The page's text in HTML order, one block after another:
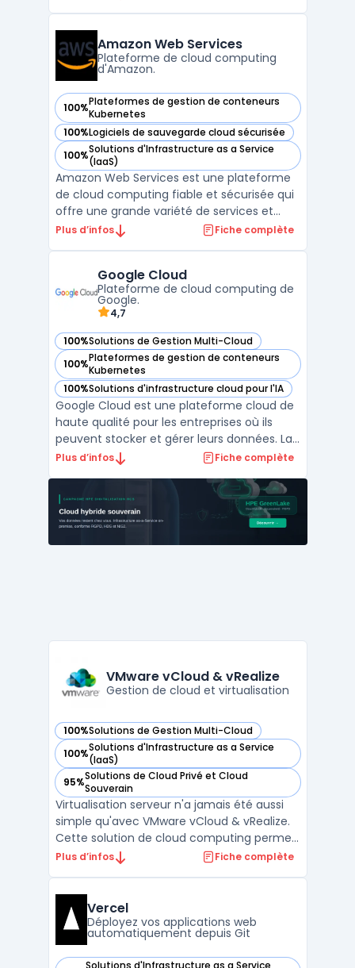
unifiée. La plateforme prend en charge les
environnements multicloud ...
Amazon Web Services
Plateforme de cloud computing
d'Amazon.
100%Plateformes de gestion de conteneurs
Kubernetes
— voir Amazon Web Services dans cette catégorie
100%Logiciels de sauvegarde cloud sécurisée
— voir Amazon Web Services dans cette catégorie
100%Solutions d'Infrastructure as a Service
(IaaS)
— voir Amazon Web Services dans cette catégorie
Amazon Web Services est une plateforme
de cloud computing fiable et sécurisée qui
offre une grande variété de services et
d'outils pour aider les entreprises à gérer de
les clients peuvent accéder à une gestion
multi-cloud, ...
Plus d’infos Fiche complète
Google Cloud
Plateforme de cloud computing de
Google.
4,7
100%Solutions de Gestion Multi-Cloud
— voir Google Cloud dans cette catégorie
100%Plateformes de gestion de conteneurs
Kubernetes
— voir Google Cloud dans cette catégorie
100%Solutions d'infrastructure cloud pour l'IA
— voir Google Cloud dans cette catégorie
Google Cloud est une plateforme cloud de
haute qualité pour les entreprises où ils
peuvent stocker et gérer leurs données. La
gestion multi-cloud permet aux clients
simultanément. La plateforme est
proposée par Google et offre diverses
Plus d’infos Fiche complète
VMware vCloud & vRealize
Gestion de cloud et virtualisation
100%Solutions de Gestion Multi-Cloud
— voir VMware vCloud & vRealize dans cette catégorie
100%Solutions d'Infrastructure as a Service
(IaaS)
— voir VMware vCloud & vRealize dans cette catégorie
95%Solutions de Cloud Privé et Cloud
Souverain
— voir VMware vCloud & vRealize dans cette catégorie
Virtualisation serveur n'a jamais été aussi
simple qu'avec VMware vCloud & vRealize.
Cette solution de cloud computing permet
aux entreprises de gérer leur infrastructure
forme de cloud computing pour la gestion
des ressour ...
Plus d’infos Fiche complète
Vercel
Déployez vos applications web
automatiquement depuis Git
Solutions d'Infrastructure as a Service